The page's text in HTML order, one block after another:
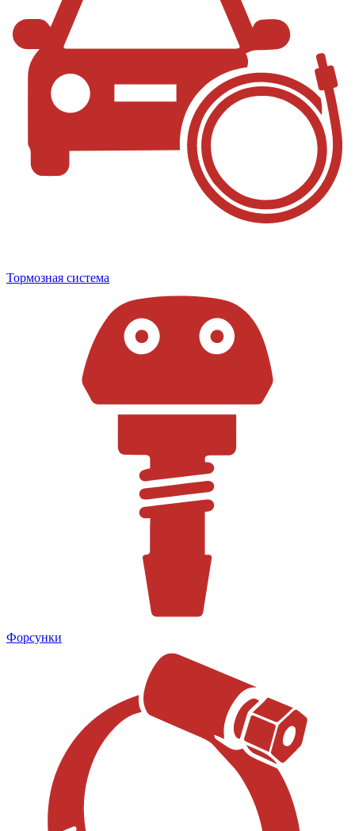
Тормозная система
Форсунки